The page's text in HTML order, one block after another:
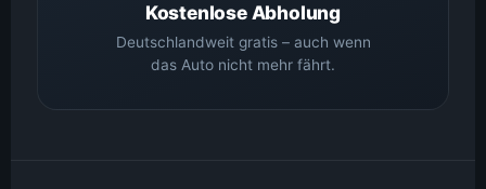
Kostenlose Abholung
Deutschlandweit gratis – auch wenn
das Auto nicht mehr fährt.